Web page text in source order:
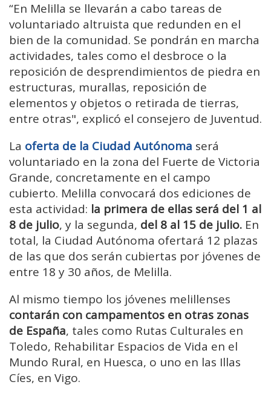
“En Melilla se llevarán a cabo tareas de
voluntariado altruista que redunden en el
bien de la comunidad. Se pondrán en marcha
actividades, tales como el desbroce o la
reposición de desprendimientos de piedra en
estructuras, murallas, reposición de
elementos y objetos o retirada de tierras,
entre otras", explicó el consejero de Juventud.
La oferta de la Ciudad Autónoma será
voluntariado en la zona del Fuerte de Victoria
Grande, concretamente en el campo
cubierto. Melilla convocará dos ediciones de
esta actividad: la primera de ellas será del 1 al
8 de julio, y la segunda, del 8 al 15 de julio. En
total, la Ciudad Autónoma ofertará 12 plazas
de las que dos serán cubiertas por jóvenes de
entre 18 y 30 años, de Melilla.
Al mismo tiempo los jóvenes melillenses
contarán con campamentos en otras zonas
de España, tales como Rutas Culturales en
Toledo, Rehabilitar Espacios de Vida en el
Mundo Rural, en Huesca, o uno en las Illas
Cíes, en Vigo.